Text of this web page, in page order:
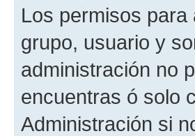
Los permisos
grupo, usuario y
administración no
encuentras ó solo
Administración si